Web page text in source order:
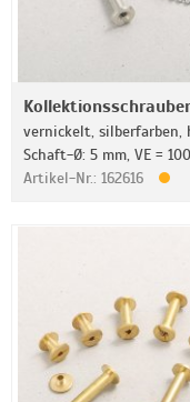
vernickelt, silberfarben,
Schaft-Ø: 5 mm, VE =
Artikel-Nr.: 162616